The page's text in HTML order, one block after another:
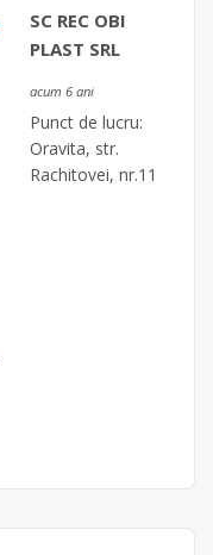
SC REC OBI
PLAST SRL
acum 6 ani
Punct de lucru:
Oravita, str.
Rachitovei, nr.11